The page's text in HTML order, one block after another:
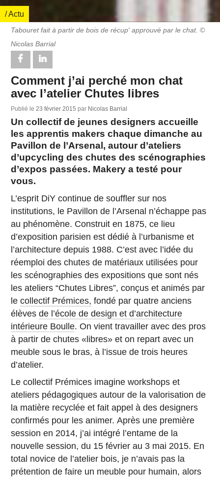
/ Actu
Tabouret fait à partir de bois de récup' approuvé par le chat. ©
Nicolas Barrial
Comment j’ai perché mon chat
avec l’atelier Chutes libres
Publié le23 février 2015par Nicolas Barrial
Un collectif de jeunes designers accueille
les apprentis makers chaque dimanche au
Pavillon de l’Arsenal, autour d’ateliers
d’upcycling des chutes des scénographies
d’expos passées. Makery a testé pour
vous.
L’esprit DiY continue de souffler sur nos
institutions, le Pavillon de l’Arsenal n’échappe pas
au phénomène. Construit en 1875, ce lieu
d’exposition parisien est dédié à l’urbanisme et
l’architecture depuis 1988. C’est avec l’idée du
réemploi des chutes de matériaux utilisées pour
les scénographies des expositions que sont nés
les ateliers “Chutes Libres”, conçus et animés par
lecollectif Prémices, fondé par quatre anciens
élèvesde l’école de design et d’architecture
intérieure Boulle. On vient travailler avec des pros
à partir de chutes «libres» et on repart avec un
meuble sous le bras, à l’issue de trois heures
d’atelier.
Le collectif Prémices imagine workshops et
ateliers pédagogiques autour de la valorisation de
la matière recyclée et fait appel à des designers
confirmés pour les animer. Après une première
session en 2014, j’ai intégré l’entame de la
nouvelle session, du 15 février au 3 mai 2015. En
total novice de l’atelier bois, je n’avais pas la
prétention de faire un meuble pour humain, alors